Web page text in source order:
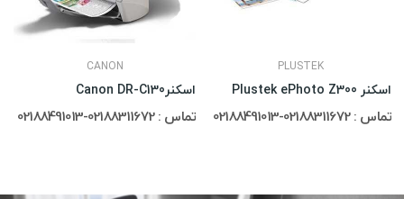
CANON
اسکنرCanon DR-C130
تماس : 02188311672-02188491013
PLUSTEK
اسکنر Plustek ePhoto Z300
تماس : 02188311672-02188491013